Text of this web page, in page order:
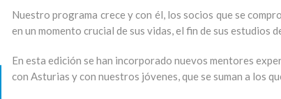
Nuestro programa crece y con él, los socios que se
en un momento crucial de sus vidas, el fin de sus estudios
En esta edición se han incorporado nuevos mentores
con Asturias y con nuestros jóvenes, que se suman a los